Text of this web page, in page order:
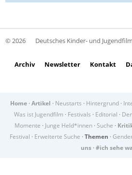
© 2026 Deutsches Kinder- und
Archiv Newsletter Kontakt
Home · Artikel · Neustarts · Hintergrund ·
Was ist Jugendfilm · Festivals · Editorial ·
Momente · Junge Held*innen · Suche ·
Festival · Erweiterte Suche · Themen ·
uns · #ich sehe